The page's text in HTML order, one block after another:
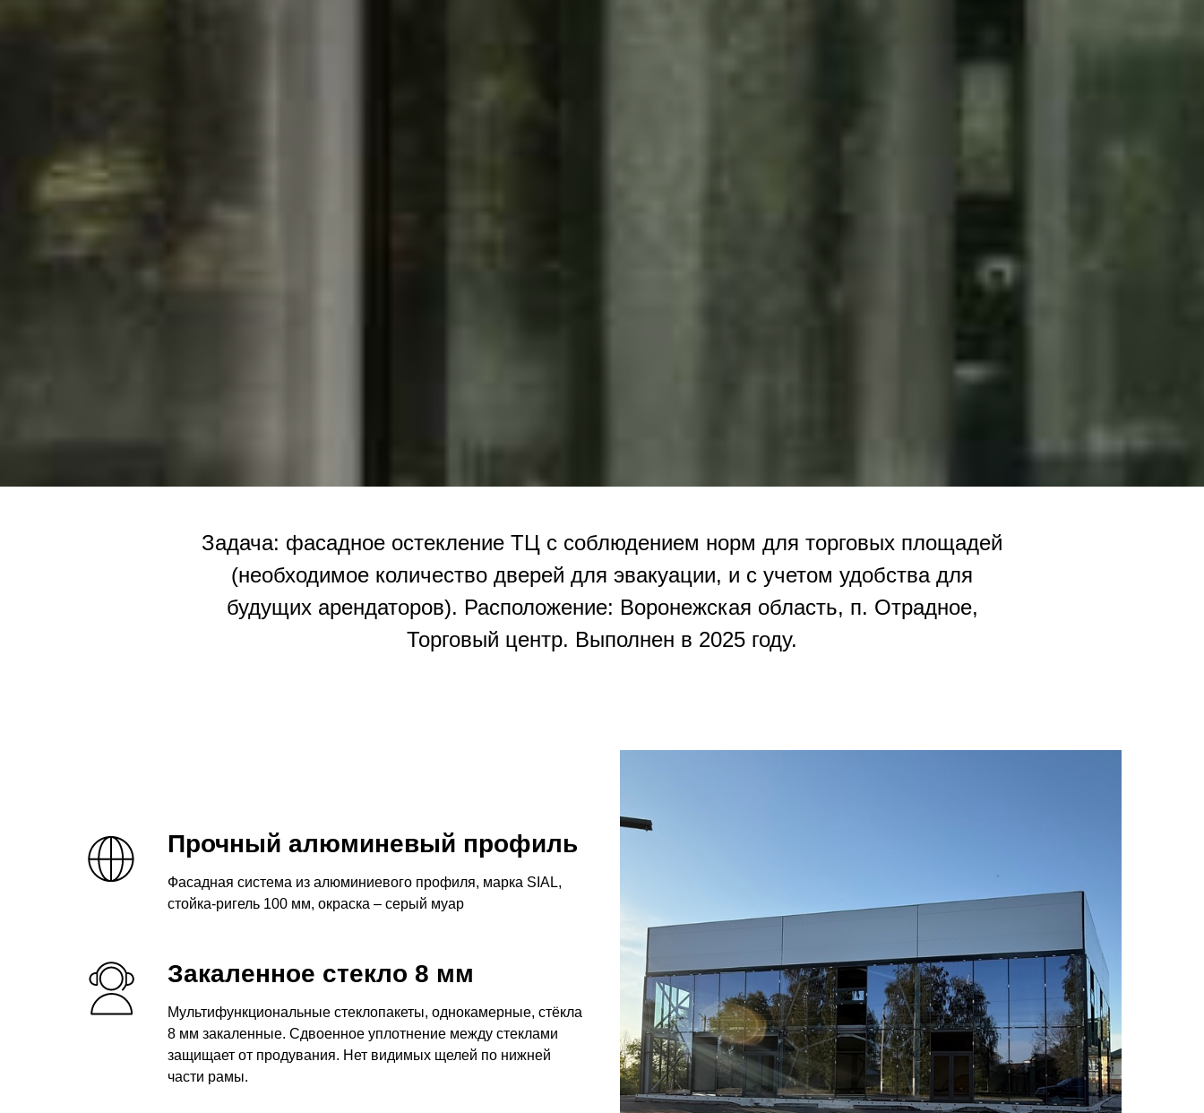
Задача: фасадное остекление ТЦ с соблюдением норм для торговых площадей
(необходимое количество дверей для эвакуации, и с учетом удобства для
будущих арендаторов). Расположение: Воронежская область, п. Отрадное,
Торговый центр. Выполнен в 2025 году.
Прочный алюминевый профиль
Фасадная система из алюминиевого профиля, марка SIAL,
стойка-ригель 100 мм, окраска – серый муар
Закаленное стекло 8 мм
Мультифункциональные стеклопакеты, однокамерные, стёкла
8 мм закаленные. Сдвоенное уплотнение между стеклами
защищает от продувания. Нет видимых щелей по нижней
части рамы.